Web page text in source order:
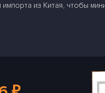
из Китая, чтобы